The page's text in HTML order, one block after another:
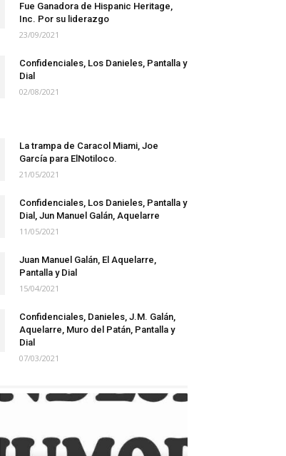
Fue Ganadora de Hispanic Heritage,
Inc. Por su liderazgo
23/09/2021
Confidenciales, Los Danieles, Pantalla y
Dial
02/08/2021
La trampa de Caracol Miami, Joe
García para ElNotiloco.
21/05/2021
Confidenciales, Los Danieles, Pantalla y
Dial, Jun Manuel Galán, Aquelarre
11/05/2021
Juan Manuel Galán, El Aquelarre,
Pantalla y Dial
15/04/2021
Confidenciales, Danieles, J.M. Galán,
Aquelarre, Muro del Patán, Pantalla y
Dial
07/03/2021